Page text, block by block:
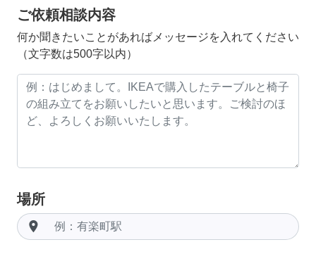
ご依頼相談内容
何か聞きたいことがあればメッセージを入れてください
（文字数は500字以内）
場所
room